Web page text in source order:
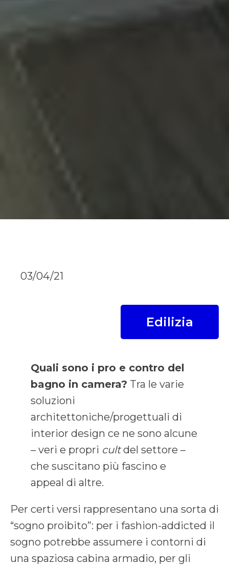
03/04/21
Edilizia
Quali sono i pro e contro del
bagno in camera? Tra le varie
soluzioni
architettoniche/progettuali di
interior design ce ne sono alcune
– veri e propri cultdel settore –
che suscitano più fascino e
appeal di altre.
Per certi versi rappresentano una sorta di
“sogno proibito”: per i fashion-addicted il
sogno potrebbe assumere i contorni di
una spaziosa cabina armadio, per gli